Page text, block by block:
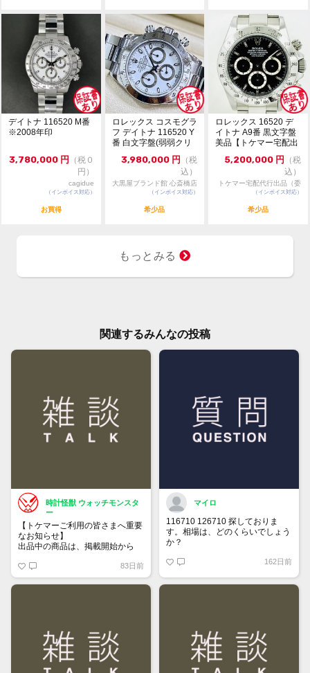
デイトナ 116520 M番
※2008年印
3,780,000 円 （税０
円）
cagidue
（インボイス対応）
お買得
ロレックス コスモグラ
フ デイトナ 116520 Y
番 白文字盤(弱弱クリ
3,980,000 円 （税
込）
大黒屋ブランド館 心斎橋店
（インボイス対応）
希少品
ロレックス 16520 デ
イトナ A9番 黒文字盤
美品【トケマー宅配出
5,200,000 円 （税
込）
トケマー宅配代行出品（委
託販売）
（インボイス対応）
希少品
もっとみる
関連するみんなの投稿
時計怪獣 ウォッチモンスタ
ー
【トケマーご利用の皆さまへ重要
なお知らせ】
出品中の商品は、掲載開始から
「下書き」へ戻ります。
トップページでお気に入り登録が
できるようになりました。
83日前
マイロ
116710 126710 探しておりま
す。相場は、どのくらいでしょう
か？
162日前